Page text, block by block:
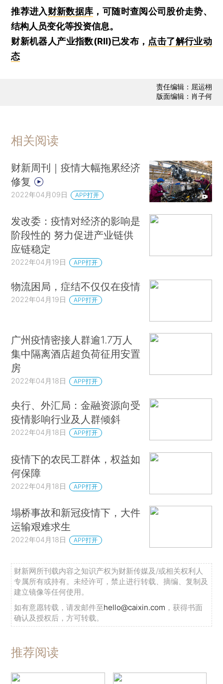
推荐进入财新数据库 ，可随时查阅公司股价走势、
结构人员变化等投资信息。
财新机器人产业指数(RII)已发布， 点击了解行业动
态
责任编辑：屈运栩
版面编辑：肖子何
相关阅读
财新周刊｜疫情大幅拖累经济
修复
2022年04月09日 APP打开
发改委：疫情对经济的影响是
阶段性的 努力促进产业链供
应链稳定
2022年04月19日 APP打开
物流困局，症结不仅仅在疫情
2022年04月19日 APP打开
广州疫情密接人群逾1.7万人
集中隔离酒店超负荷征用安置
房
2022年04月18日 APP打开
央行、外汇局：金融资源向受
疫情影响行业及人群倾斜
2022年04月18日 APP打开
疫情下的农民工群体，权益如
何保障
2022年04月18日 APP打开
塌桥事故和新冠疫情下，大件
运输艰难求生
2022年04月18日 APP打开
财新网所刊载内容之知识产权为财新传媒及/或相关权利人
专属所有或持有。未经许可，禁止进行转载、摘编、复制及
建立镜像等任何使用。
如有意愿转载，请发邮件至hello@caixin.com ，获得书面
确认及授权后，方可转载。
推荐阅读